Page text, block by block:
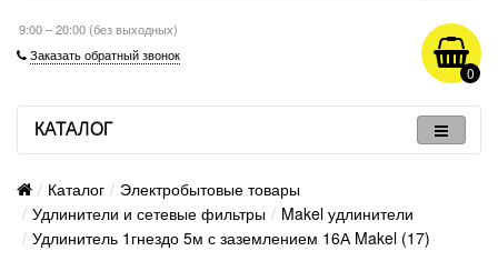
9:00 – 20:00 (без выходных)
Заказать обратный звонок
0
КАТАЛОГ
Каталог
Электробытовые товары
Удлинители и сетевые фильтры
Makel удлинители
Удлинитель 1гнездо 5м с заземлением 16А Makel (17)